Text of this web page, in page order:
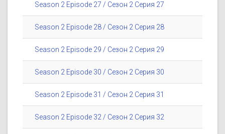
Season 2 Episode 27 / Сезон 2 Серия 27
Season 2 Episode 28 / Сезон 2 Серия 28
Season 2 Episode 29 / Сезон 2 Серия 29
Season 2 Episode 30 / Сезон 2 Серия 30
Season 2 Episode 31 / Сезон 2 Серия 31
Season 2 Episode 32 / Сезон 2 Серия 32